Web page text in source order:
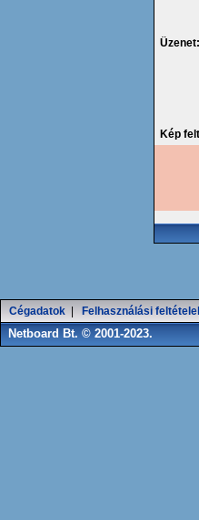
Üzenet:
Kép
Cégadatok Felhasználási
Netboard Bt. © 2001-2023.